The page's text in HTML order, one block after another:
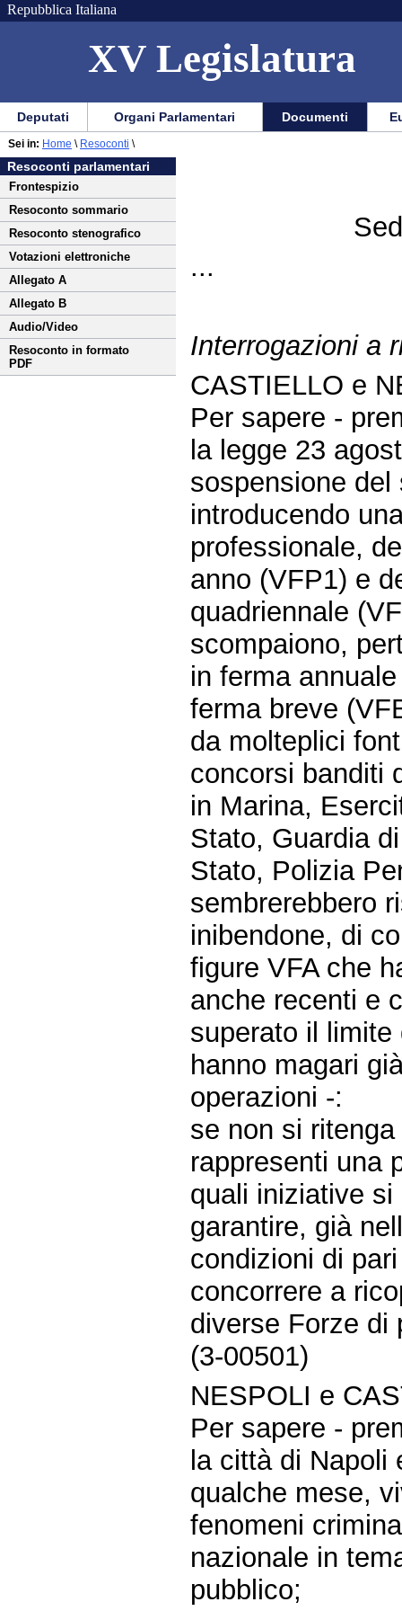
XV Legislatura
Menu
di
ausilio
alla
navigazione
Vai
Menu
di
navigazione
principale
Repubblica Italiana
Menu
di
navigazione
principale
Vai
menu
di
sezione
Deputati Organi Parlamentari Documenti
Vai
al
contenuto
Resoconti parlamentari
Frontespizio
Resoconto sommario
Resoconto stenografico
Votazioni elettroniche
Allegato A
Allegato B
Audio/Video
Resoconto in formato
PDF
Sei in: Home \ Resoconti \
...
Interrogazioni a
CASTIELLO e
Per sapere -
la legge 23
sospensione
introducendo
professionale,
anno (VFP1) e
quadriennale
scompaiono,
in ferma
ferma breve
da molteplici
concorsi banditi
in Marina,
Stato, Guardia
Stato, Polizia
sembrerebbero
inibendone, di
figure VFA che
anche recenti e
superato il
hanno magari
operazioni -:
se non si
rappresenti una
quali iniziative
garantire, già
condizioni di
concorrere a
diverse Forze di
(3-00501)
NESPOLI e
Per sapere -
la città di Napoli
qualche mese,
fenomeni
nazionale in
pubblico;